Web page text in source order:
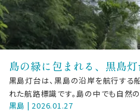
島の緑に包まれる、黒島灯
黒島灯台は、黒島の沿岸を航行する
れた航路標識です。島の中でも自然
い草木に囲まれながら、白い塔が静か
黒島 | 2026.01.27